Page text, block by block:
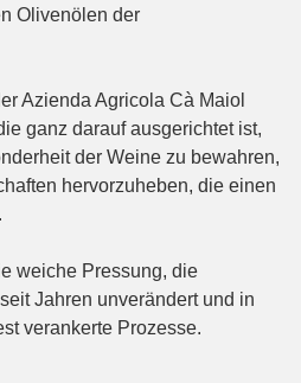
Olivenölen der
Azienda Agricola Cà Maiol
ganz darauf ausgerichtet ist,
der Weine zu bewahren,
hervorzuheben, die einen
weiche Pressung, die
Jahren unverändert und in
verankerte Prozesse.